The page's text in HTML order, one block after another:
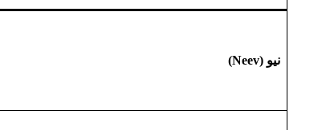
نیو (Neev)